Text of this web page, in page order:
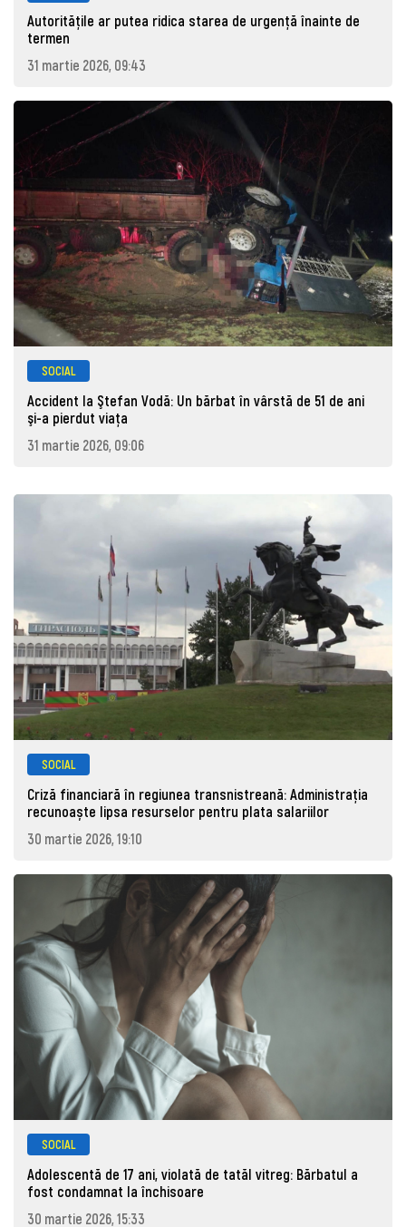
Autoritățile ar putea ridica starea de urgență înainte de
termen
31 martie 2026, 09:43
SOCIAL
Accident la Ştefan Vodă: Un bărbat în vârstă de 51 de ani
şi-a pierdut viaţa
31 martie 2026, 09:06
SOCIAL
Criză financiară în regiunea transnistreană: Administrația
recunoaște lipsa resurselor pentru plata salariilor
30 martie 2026, 19:10
SOCIAL
Adolescentă de 17 ani, violată de tatăl vitreg: Bărbatul a
fost condamnat la închisoare
30 martie 2026, 15:33